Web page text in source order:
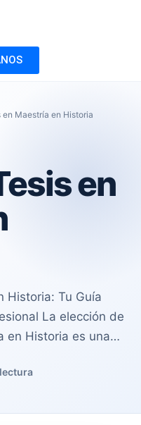
en Maestría en Historia
en
Historia: Tu Guía
La elección de
en Historia es una…